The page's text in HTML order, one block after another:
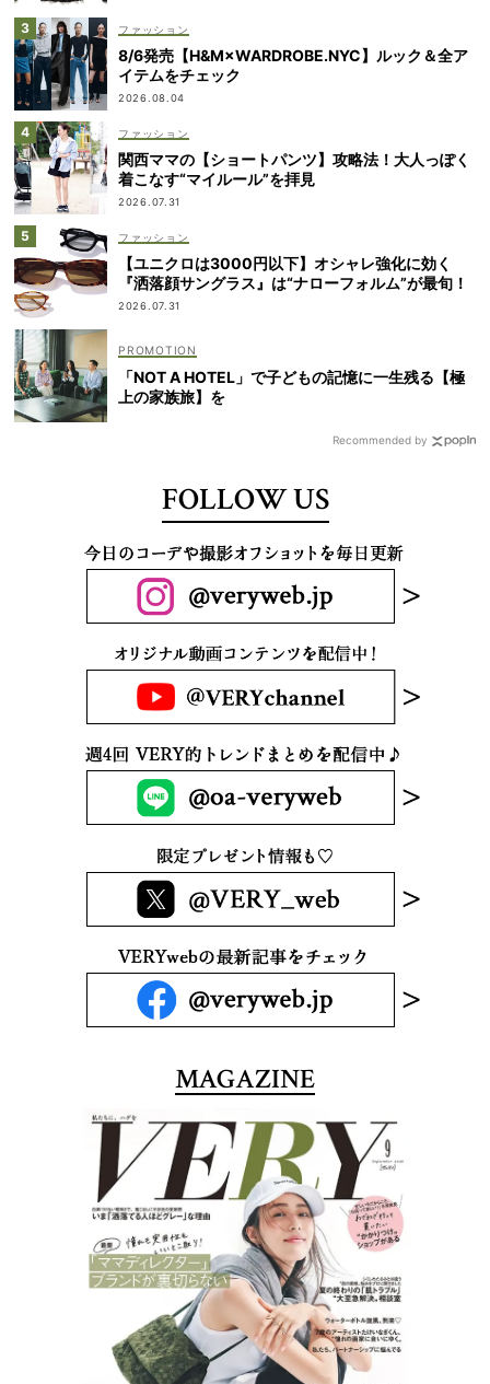
ファッション
8/6発売【H&M×WARDROBE.NYC】ルック＆全ア
イテムをチェック
2026.08.04
ファッション
関西ママの【ショートパンツ】攻略法！大人っぽく
着こなす“マイルール”を拝見
2026.07.31
ファッション
【ユニクロは3000円以下】オシャレ強化に効く
『洒落顔サングラス』は“ナローフォルム”が最旬！
2026.07.31
「NOT A HOTEL」で子どもの記憶に一生残る【極
上の家族旅】を
Recommended by
FOLLOW US
MAGAZINE